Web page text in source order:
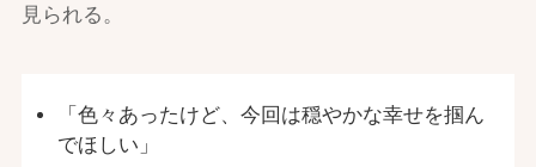
見られる。
「色々あったけど、今回は穏やかな幸せを掴ん
でほしい」